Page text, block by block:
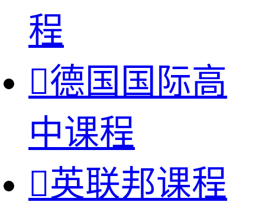
程
德国国际高
中课程
英联邦课程